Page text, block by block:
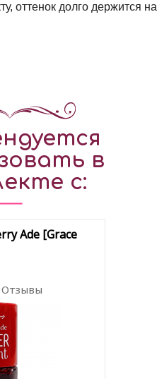
оттенок долго держится на
в
с:
Ade [Grace
Отзывы